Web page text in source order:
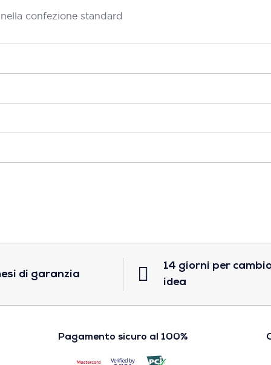
confezione standard
di garanzia
14 giorni per
idea
Pagamento sicuro al 100%